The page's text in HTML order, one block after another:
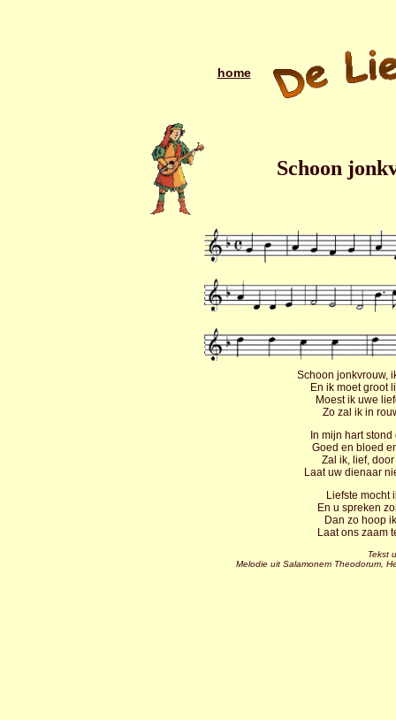
home
Schoon
Schoon jonkvrouw,
En ik moet groot
Moest ik uwe
Zo zal ik in
In mijn hart
Goed en bloed
Zal ik, lief,
Laat uw dienaar
Liefste mocht
En u spreken
Dan zo hoop
Laat ons zaam
Tekst
Melodie uit Salamonem Theodorum,